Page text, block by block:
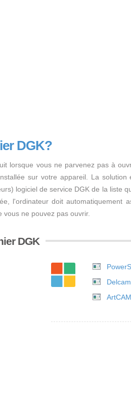
DGK?
lorsque vous ne parvenez pas à
sur votre appareil. La solution
logiciel de service DGK de la liste
l'ordinateur doit automatiquement
ne pouvez pas ouvrir.
DGK
ArtCAM